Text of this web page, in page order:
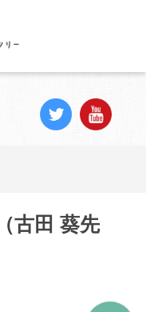
古田 葵先